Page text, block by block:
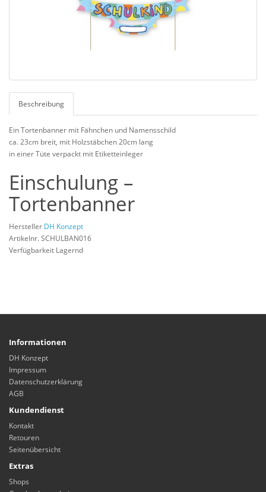
Beschreibung
Ein Tortenbanner mit Fähnchen und Namensschild
ca. 23cm breit, mit Holzstäbchen 20cm lang
in einer Tüte verpackt mit Etiketteinleger
Einschulung –
Tortenbanner
Hersteller DH Konzept
Artikelnr. SCHULBAN016
Verfügbarkeit Lagernd
Informationen
DH Konzept
Impressum
Datenschutzerklärung
AGB
Kundendienst
Kontakt
Retouren
Seitenübersicht
Extras
Shops